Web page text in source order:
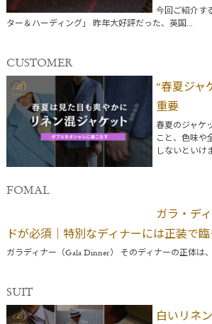
今回ご紹介す
ター＆ハーディング」 昨年大好評だった、英国...
CUSTOMER
“春夏ジャ
重要
春夏のジャケ
こと、色味や
しないといけ
FOMAL
ガラ・デ
ドが必須｜特別なディナーには正装で臨
ガラディナー（Gala Dinner） そのディナーの正体は
SUIT
白いリネ